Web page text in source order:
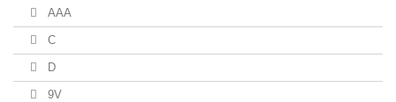
AAA
C
D
9V